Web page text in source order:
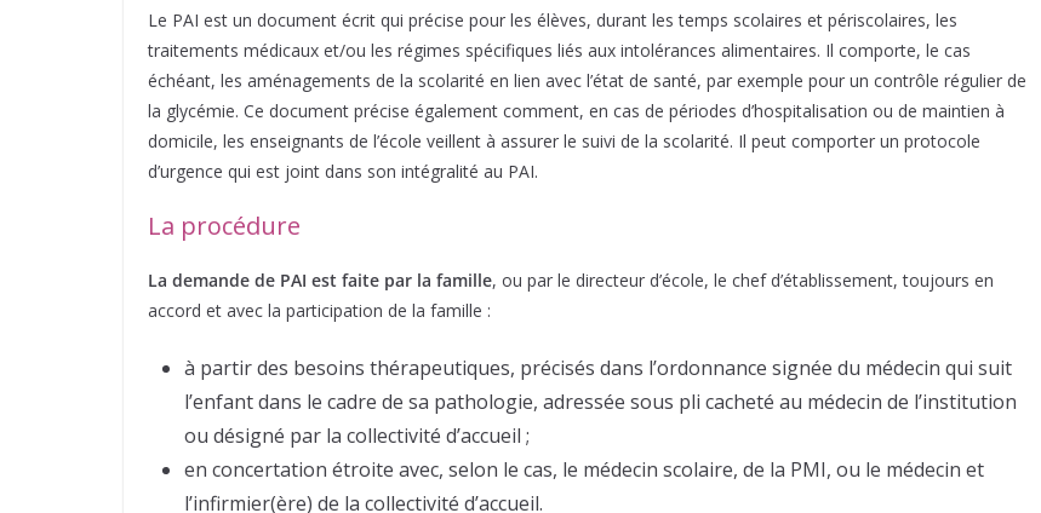
Le PAI est un document écrit qui précise pour les élèves, durant les temps scolaires et périscolaires, les
traitements médicaux et/ou les régimes spécifiques liés aux intolérances alimentaires. Il comporte, le cas
échéant, les aménagements de la scolarité en lien avec l’état de santé, par exemple pour un contrôle régulier de
la glycémie. Ce document précise également comment, en cas de périodes d’hospitalisation ou de maintien à
domicile, les enseignants de l’école veillent à assurer le suivi de la scolarité. Il peut comporter un protocole
d’urgence qui est joint dans son intégralité au PAI.
La procédure
La demande de PAI est faite par la famille, ou par le directeur d’école, le chef d’établissement, toujours en
accord et avec la participation de la famille :
à partir des besoins thérapeutiques, précisés dans l’ordonnance signée du médecin qui suit
l’enfant dans le cadre de sa pathologie, adressée sous pli cacheté au médecin de l’institution
ou désigné par la collectivité d’accueil ;
en concertation étroite avec, selon le cas, le médecin scolaire, de la PMI, ou le médecin et
l’infirmier(ère) de la collectivité d’accueil.